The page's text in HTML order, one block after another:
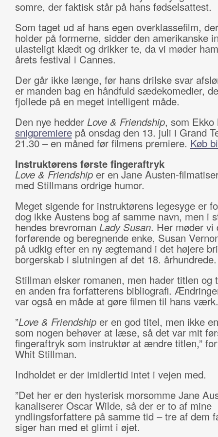
somre, der faktisk står på hans fødselsattest.
Som taget ud af hans egen overklassefilm,
holder på formerne, sidder den amerikanske
ulasteligt klædt og drikker te, da vi møder
årets festival i Cannes.
Der går ikke længe, før hans drilske svar
er manden bag en håndfuld sædekomedier,
fjollede på en meget intelligent måde.
Den nye hedder Love & Friendship, som Ekko
snigpremierepå onsdag den 13. juli i Grand
21.30 – en måned før filmens premiere. Køb
Instruktørens første fingeraftryk
Love & Friendshiper en Jane Austen-
med Stillmans ordrige humor.
Meget sigende for instruktørens legesyge er
dog ikke Austens bog af samme navn, men i
hendes brevroman Lady Susan. Her møder vi
forførende og beregnende enke, Susan
på udkig efter en ny ægtemand i det højere
borgerskab i slutningen af det 18. århundrede.
Stillman elsker romanen, men hader titlen og
en anden fra forfatterens bibliografi.
var også en måde at gøre filmen til hans værk.
”Love & Friendshiper en god titel, men ikke
som nogen behøver at læse, så det var mit
fingeraftryk som instruktør at ændre titlen,”
Whit Stillman.
Indholdet er der imidlertid intet i vejen med.
”Det her er den hysterisk morsomme Jane
kanaliserer Oscar Wilde, så der er to af mine
yndlingsforfattere på samme tid – tre af dem
siger han med et glimt i øjet.